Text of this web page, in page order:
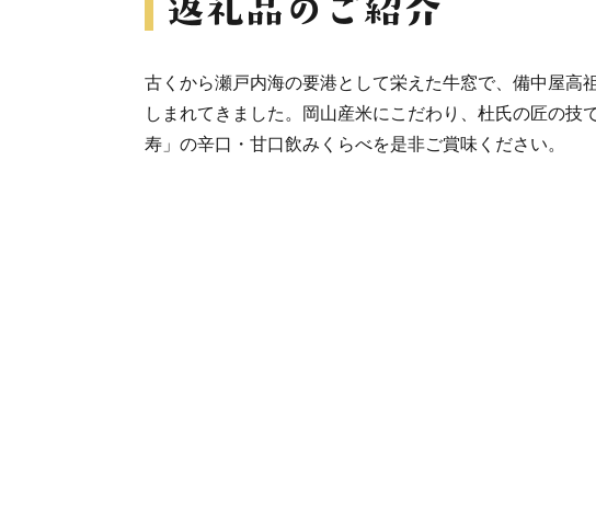
古くから瀬戸内海の要港として栄えた牛窓で、備中屋高
しまれてきました。岡山産米にこだわり、杜氏の匠の技
寿」の辛口・甘口飲みくらべを是非ご賞味ください。